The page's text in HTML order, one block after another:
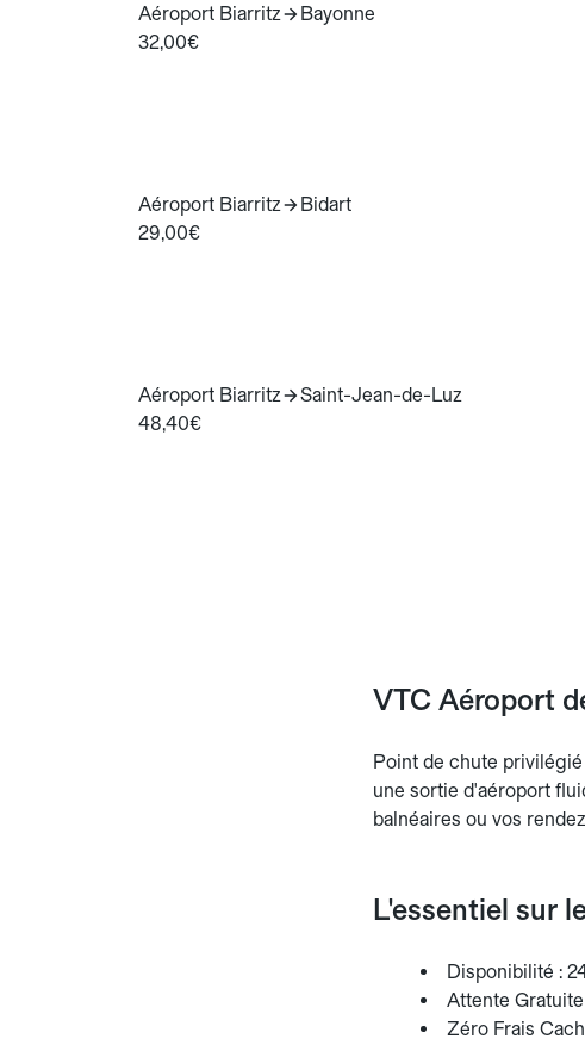
Aéroport Biarritz
Bayonne
32,00€
Aéroport Biarritz
Bidart
29,00€
Aéroport Biarritz
Saint-Jean-de-Luz
48,40€
VTC Aéroport
Point de chute
une sortie d'aéroport
balnéaires ou vos
L'essentiel sur
Disponibilité :
Attente
Zéro Frais